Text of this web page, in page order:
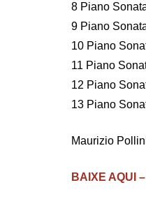
8 Piano
9 Piano
10 Piano
11 Piano
12 Piano
13 Piano
Maurizio
BAIXE AQUI